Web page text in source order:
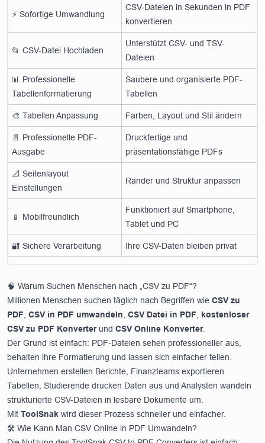
⚡ Sofortige Umwandlung
CSV-Dateien in Sekunden in PDF
konvertieren
📂 CSV-Datei Hochladen
Unterstützt CSV- und TSV-
Dateien
📊 Professionelle
Tabellenformatierung
Saubere und organisierte PDF-
Tabellen
🎨 Tabellen Anpassung Farben, Layout und Stil ändern
📄 Professionelle PDF-
Ausgabe
Druckfertige und
präsentationsfähige PDFs
📐 Seitenlayout
Einstellungen
Ränder und Struktur anpassen
📱 Mobilfreundlich
Funktioniert auf Smartphone,
Tablet und PC
🔐 Sichere Verarbeitung Ihre CSV-Daten bleiben privat
🧠 Warum Suchen Menschen nach „CSV zu PDF“?
Millionen Menschen suchen täglich nach Begriffen wie CSV zu
PDF CSV in PDF umwandeln CSV Datei in PDF
kostenloser
CSV zu PDF Konverterund CSV Online Konverter.
Der Grund ist einfach: PDF-Dateien sehen professioneller aus,
behalten ihre Formatierung und lassen sich einfacher teilen.
Unternehmen erstellen Berichte, Finanzteams exportieren
Tabellen, Studierende drucken Daten aus und Analysten wandeln
strukturierte CSV-Dateien in lesbare Dokumente um.
Mit ToolSnak wird dieser Prozess schneller und einfacher.
🛠️ Wie Kann Man CSV Online in PDF Umwandeln?